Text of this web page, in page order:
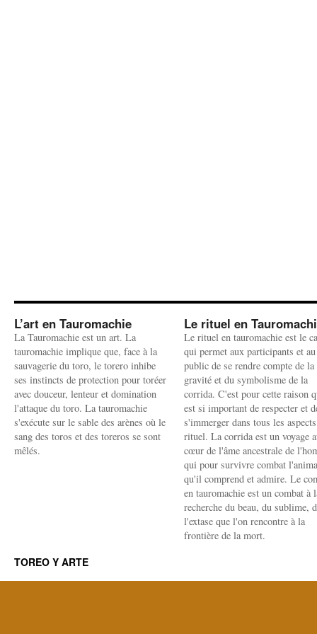
L’art en Tauromachie
La Tauromachie est un art. La
tauromachie implique que, face à la
sauvagerie du toro, le torero inhibe
ses instincts de protection pour toréer
avec douceur, lenteur et domination
l'attaque du toro. La tauromachie
s'exécute sur le sable des arènes où le
sang des toros et des toreros se sont
mêlés.
Le rituel en
Le rituel en tauromachie est le
qui permet aux participants et au
public de se rendre compte de la
gravité et du symbolisme de la
corrida. C'est pour cette raison
est si important de respecter et
s'immerger dans tous les
rituel. La corrida est un voyage
cœur de l'âme ancestrale de
qui pour survivre combat
qu'il comprend et admire. Le
en tauromachie est un combat à
recherche du beau, du sublime,
l'extase que l'on rencontre à la
frontière de la mort.
TOREO Y ARTE